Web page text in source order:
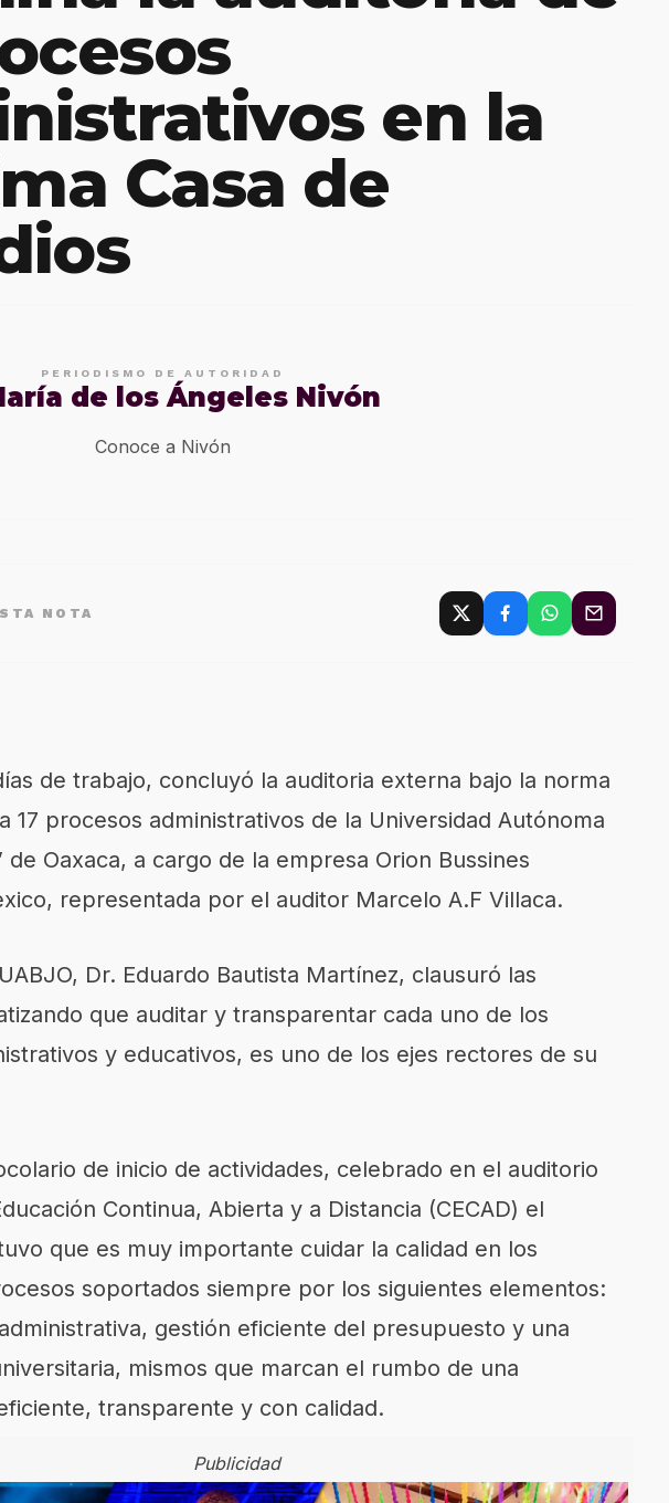
en la
Casa de
PERIODISMO DE AUTORIDAD
de los Ángeles Nivón
Conoce a Nivón
NOTA
de trabajo, concluyó la auditoria externa bajo la norma
17 procesos administrativos de la Universidad Autónoma
de Oaxaca, a cargo de la empresa Orion Bussines
representada por el auditor Marcelo A.F Villaca.
Dr. Eduardo Bautista Martínez, clausuró las
que auditar y transparentar cada uno de los
y educativos, es uno de los ejes rectores de su
de inicio de actividades, celebrado en el auditorio
Continua, Abierta y a Distancia (CECAD) el
que es muy importante cuidar la calidad en los
soportados siempre por los siguientes elementos:
gestión eficiente del presupuesto y una
mismos que marcan el rumbo de una
transparente y con calidad.
Publicidad